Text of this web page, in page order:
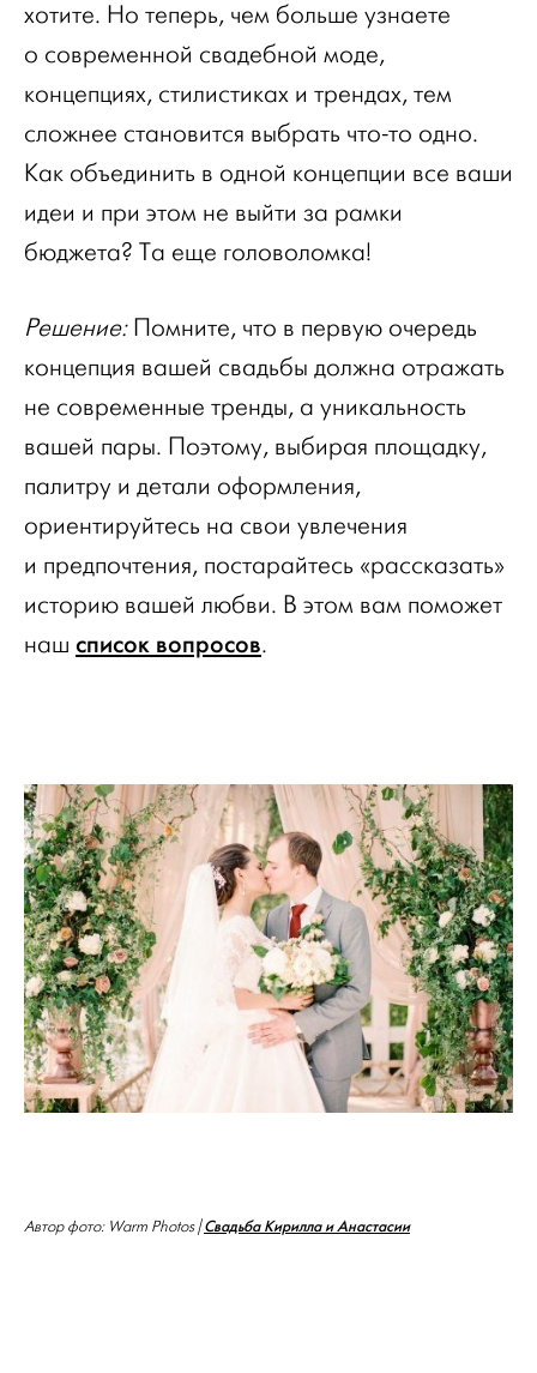
хотите. Но теперь, чем больше узнаете
о современной свадебной моде,
концепциях, стилистиках и трендах, тем
сложнее становится выбрать что-то одно.
Как объединить в одной концепции все ваши
идеи и при этом не выйти за рамки
бюджета? Та еще головоломка!
Решение: Помните, что в первую очередь
концепция вашей свадьбы должна отражать
не современные тренды, а уникальность
вашей пары. Поэтому, выбирая площадку,
палитру и детали оформления,
ориентируйтесь на свои увлечения
и предпочтения, постарайтесь «рассказать»
историю вашей любви. В этом вам поможет
наш список вопросов.
Автор фото: Warm Photos|Свадьба Кирилла и Анастасии